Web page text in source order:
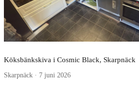
Köksbänkskiva i Cosmic Black, Skarpnäck
Skarpnäck · 7 juni 2026